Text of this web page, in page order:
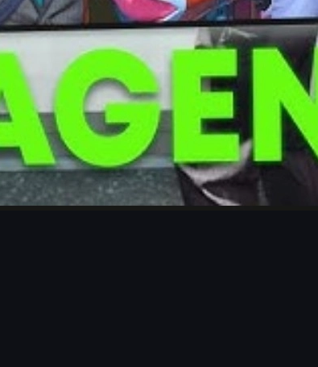
a percepção visual do oponente.
pode deixá-lo mais visível.
do inimigo.
players, a escolha é100% estética e de personalidade.
sleeves estilosos e uma presença forte em jogo. Não